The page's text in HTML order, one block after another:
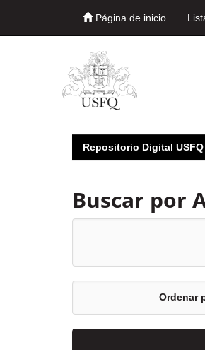
Página de inicio
Repositorio Digital USFQ
Buscar por
Ordenar